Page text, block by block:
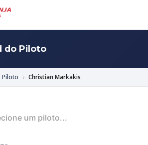
do Piloto
Christian Markakis
um piloto...